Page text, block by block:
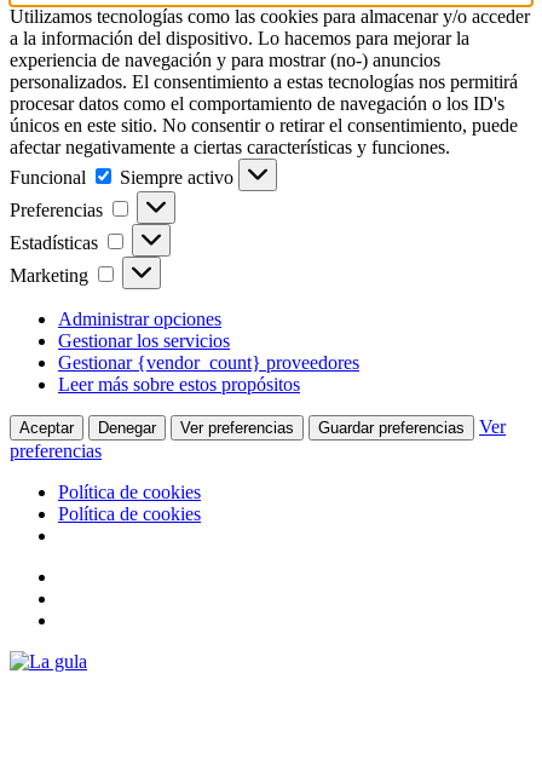
Utilizamos tecnologías como las cookies para almacenar y/o acceder
a la información del dispositivo. Lo hacemos para mejorar la
experiencia de navegación y para mostrar (no-) anuncios
personalizados. El consentimiento a estas tecnologías nos permitirá
procesar datos como el comportamiento de navegación o los ID's
únicos en este sitio. No consentir o retirar el consentimiento, puede
afectar negativamente a ciertas características y funciones.
Funcional
Funcional
Siempre activo
Preferencias
Preferencias
Estadísticas Estadísticas
Marketing Marketing
Administrar opciones
Gestionar los servicios
Gestionar {vendor_count} proveedores
Leer más sobre estos propósitos
Aceptar Denegar Ver preferencias Guardar preferencias
Ver
preferencias
Política de cookies
Política de cookies